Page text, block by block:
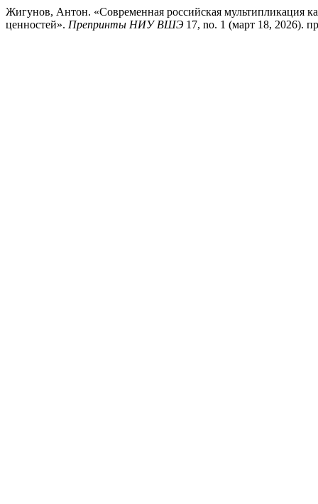
Жигунов, Антон. «Современная российская мультипликация
ценностей». Препринты НИУ ВШЭ 17, no. 1 (март 18, 2026).